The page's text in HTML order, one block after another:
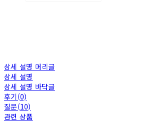
상세 설명 머리글
상세 설명
상세 설명 바닥글
후기(0)
질문(10)
관련 상품